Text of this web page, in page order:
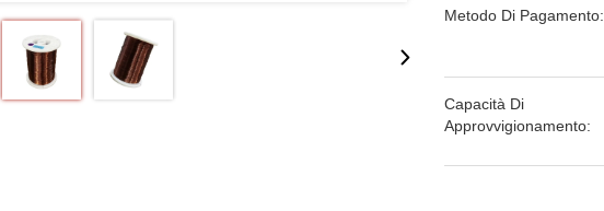
Metodo Di Pagamento:
Capacità Di
Approvvigionamento: